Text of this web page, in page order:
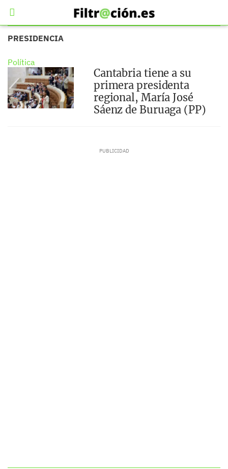
PRESIDENCIA
Política
Cantabria tiene a su
primera presidenta
regional, María José
Sáenz de Buruaga (PP)